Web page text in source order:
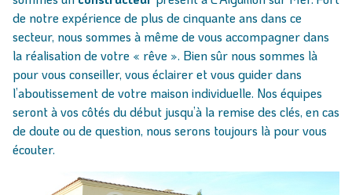
de notre expérience de plus de cinquante ans dans ce
secteur, nous sommes à même de vous accompagner dans
la réalisation de votre « rêve ». Bien sûr nous sommes là
pour vous conseiller, vous éclairer et vous guider dans
l’aboutissement de votre maison individuelle. Nos équipes
seront à vos côtés du début jusqu’à la remise des clés, en cas
de doute ou de question, nous serons toujours là pour vous
écouter.